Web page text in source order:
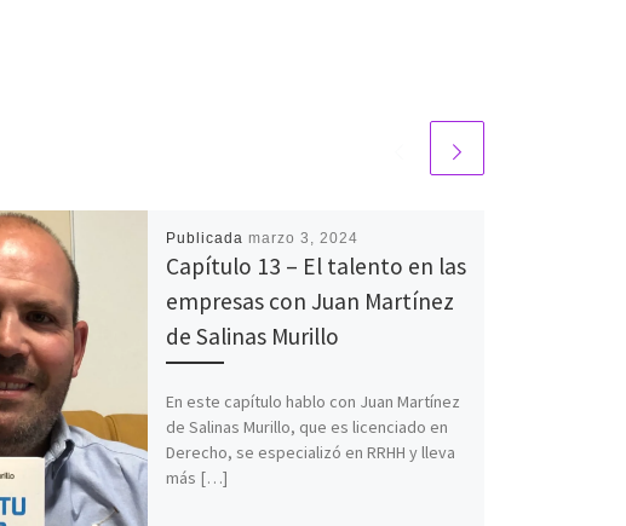
Publicada marzo 3, 2024
Capítulo 13 – El talento en las
empresas con Juan Martínez
de Salinas Murillo
En este capítulo hablo con Juan Martínez
de Salinas Murillo, que es licenciado en
Derecho, se especializó en RRHH y lleva
más […]